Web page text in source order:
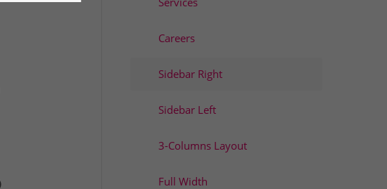
Careers
Sidebar Right
Sidebar Left
3-Columns Layout
Full Width